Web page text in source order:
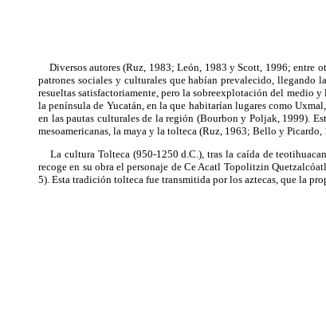
Diversos autores (Ruz, 1983; León, 1983 y Scott, 1996; entre
patrones sociales y culturales que habían prevalecido, llegando
resueltas satisfactoriamente, pero la sobreexplotación del medio
la península de Yucatán, en la que habitarían lugares como
en las pautas culturales de la región (Bourbon y Poljak, 1999).
mesoamericanas, la maya y la tolteca (Ruz, 1963; Bello y Picardo,
La cultura Tolteca (950-1250 d.C.), tras la caída de
recoge en su obra el personaje de Ce Acatl Topolitzin
5). Esta tradición tolteca fue transmitida por los aztecas, que la